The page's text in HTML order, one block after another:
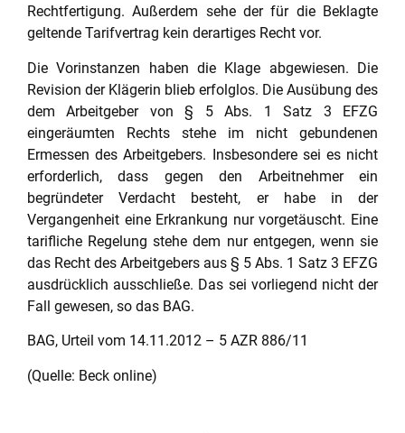
Rechtfertigung. Außerdem sehe der für die Beklagte
geltende Tarifvertrag kein derartiges Recht vor.
Die Vorinstanzen haben die Klage abgewiesen. Die
Revision der Klägerin blieb erfolglos. Die Ausübung des
dem Arbeitgeber von § 5 Abs. 1 Satz 3 EFZG
eingeräumten Rechts stehe im nicht gebundenen
Ermessen des Arbeitgebers. Insbesondere sei es nicht
erforderlich, dass gegen den Arbeitnehmer ein
begründeter Verdacht besteht, er habe in der
Vergangenheit eine Erkrankung nur vorgetäuscht. Eine
tarifliche Regelung stehe dem nur entgegen, wenn sie
das Recht des Arbeitgebers aus § 5 Abs. 1 Satz 3 EFZG
ausdrücklich ausschließe. Das sei vorliegend nicht der
Fall gewesen, so das BAG.
BAG, Urteil vom 14.11.2012 – 5 AZR 886/11
(Quelle: Beck online)